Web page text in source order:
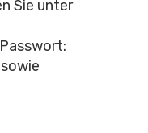
Sie unter